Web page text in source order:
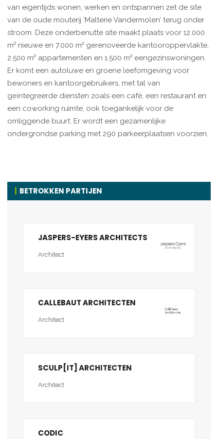
van eigentijds wonen, werken en ontspannen zet de site
van de oude mouterij ‘Malterie Vandermolen’ terug onder
stroom. Deze onderbenutte site maakt plaats voor 12.000
m² nieuwe en 7.000 m² gerenoveerde kantooroppervlakte,
2.500 m² appartementen en 1.500 m² eengezinswoningen.
Er komt een autoluwe en groene leefomgeving voor
bewoners en kantoorgebruikers, met tal van
geïntegreerde diensten zoals een café, een restaurant en
een coworking ruimte, ook toegankelijk voor de
omliggende buurt. Er wordt een gezamenlijke
ondergrondse parking met 290 parkeerplaatsen voorzien.
BETROKKEN PARTIJEN
JASPERS-EYERS ARCHITECTS
Architect
CALLEBAUT ARCHITECTEN
Architect
SCULP[IT] ARCHITECTEN
Architect
CODIC